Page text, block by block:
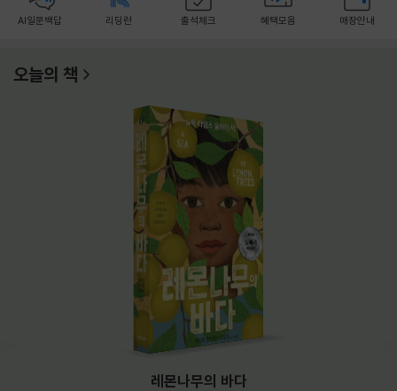
AI일문백답 리딩런 출석체크 혜택모음 매장안내
오늘의 책
레몬나무의 바다